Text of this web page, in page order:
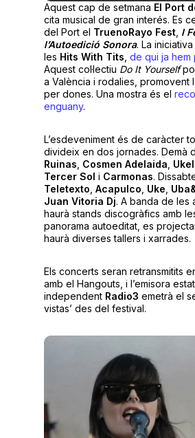
Aquest cap de setmana El Port
cita musical de gran interés. Es
del Port el TruenoRayo Fest, I
l’Autoedició Sonora. La
les Hits With Tits de qui ja hem
Aquest col·lectiu Do It Yourself
a València i rodalies, promovent
per dones. Una mostra és el
enguany.
L’esdeveniment és de caràcter
divideix en dos jornades. Demà
Ruinas Cosmen Adelaida
Tercer Sol i Carmonas.
Teletexto Acapulco Uke
Juan Vitoria Dj. A banda de les
haurà stands discogràfics amb
panorama autoeditat, es
haurà diverses tallers i xarrades.
Els concerts seran retransmitits
amb el Hangouts, i l’emisora
independent Radio3 emetrà el
vistas’ des del festival.